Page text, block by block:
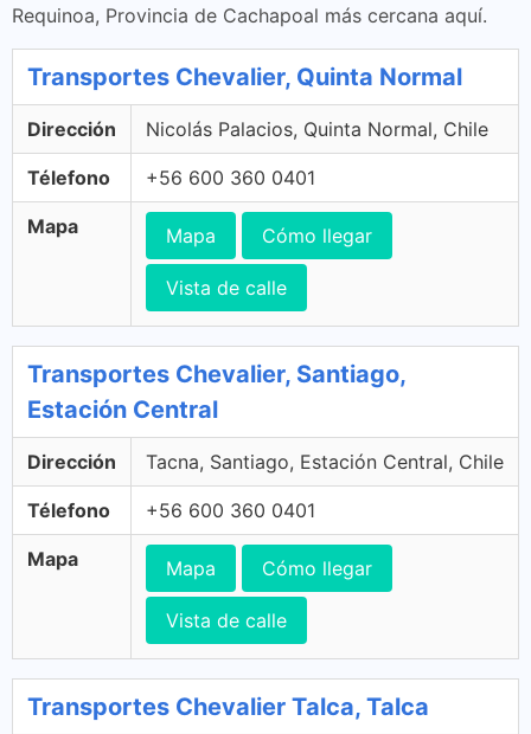
Requinoa, Provincia de Cachapoal más cercana aquí.
Transportes Chevalier, Quinta Normal
Dirección Nicolás Palacios, Quinta Normal, Chile
Télefono +56 600 360 0401
Mapa Mapa Cómo llegar
Vista de calle
Transportes Chevalier, Santiago,
Estación Central
Dirección Tacna, Santiago, Estación Central, Chile
Télefono +56 600 360 0401
Mapa Mapa Cómo llegar
Vista de calle
Transportes Chevalier Talca, Talca